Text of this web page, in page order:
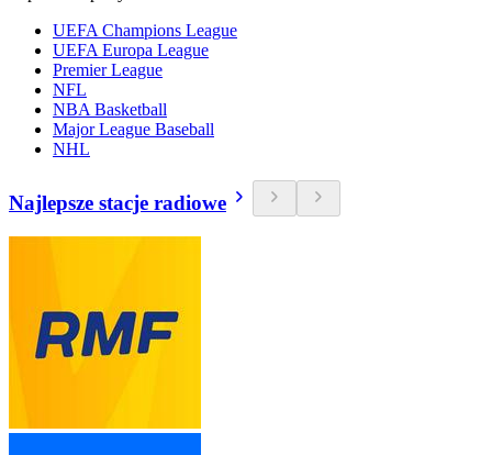
UEFA Champions League
UEFA Europa League
Premier League
NFL
NBA Basketball
Major League Baseball
NHL
Najlepsze stacje radiowe